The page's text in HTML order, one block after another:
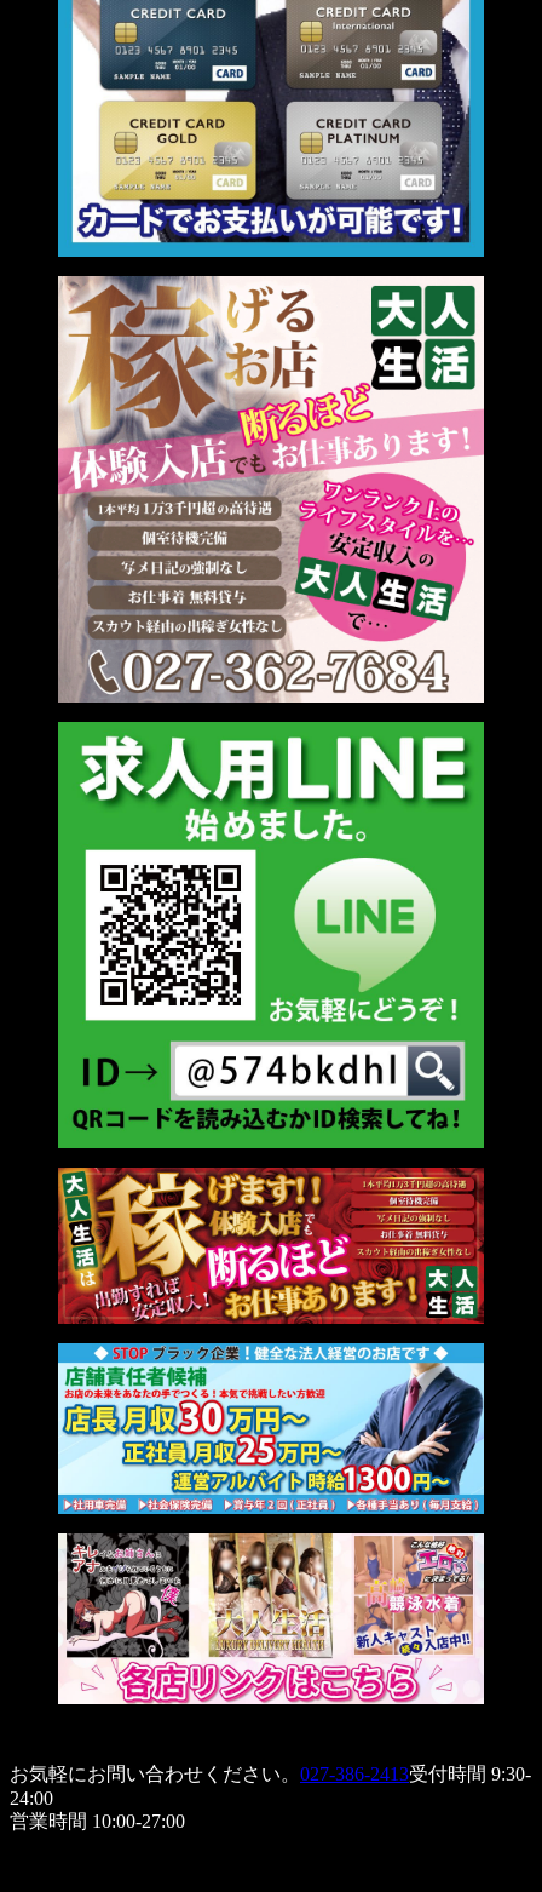
お気軽にお問い合わせください。 027-386-2413受付時間 9:30-
24:00
営業時間 10:00-27:00